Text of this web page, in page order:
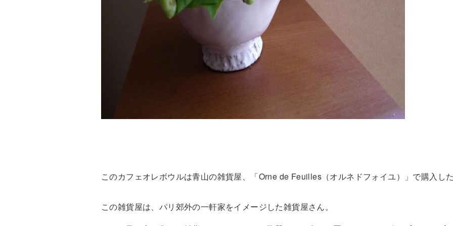
このカフェオレボウルは青山の雑貨屋、「Orne de Feuilles（オルネドフォイユ）」で購入した
この雑貨屋は、パリ郊外の一軒家をイメージした雑貨屋さん。